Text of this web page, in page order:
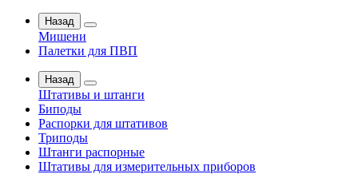
Назад
Мишени
Палетки для ПВП
Назад
Штативы и штанги
Биподы
Распорки для штативов
Триподы
Штанги распорные
Штативы для измерительных приборов